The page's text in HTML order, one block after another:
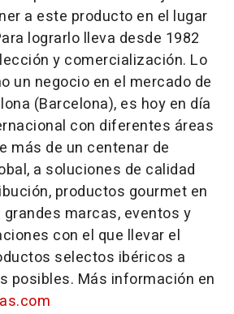
a este producto en el lugar
lograrlo lleva desde 1982
y comercialización. Lo
un negocio en el mercado de
(Barcelona), es hoy en día
con diferentes áreas
más de un centenar de
a soluciones de calidad
productos gourmet en
marcas, eventos y
con el que llevar el
selectos ibéricos a
posibles. Más información en